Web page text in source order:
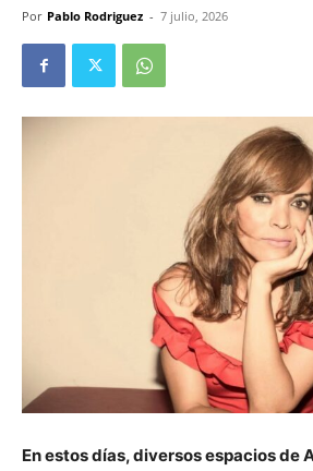
Por Pablo Rodriguez - 7 julio, 2026
En estos días, diversos espacios de